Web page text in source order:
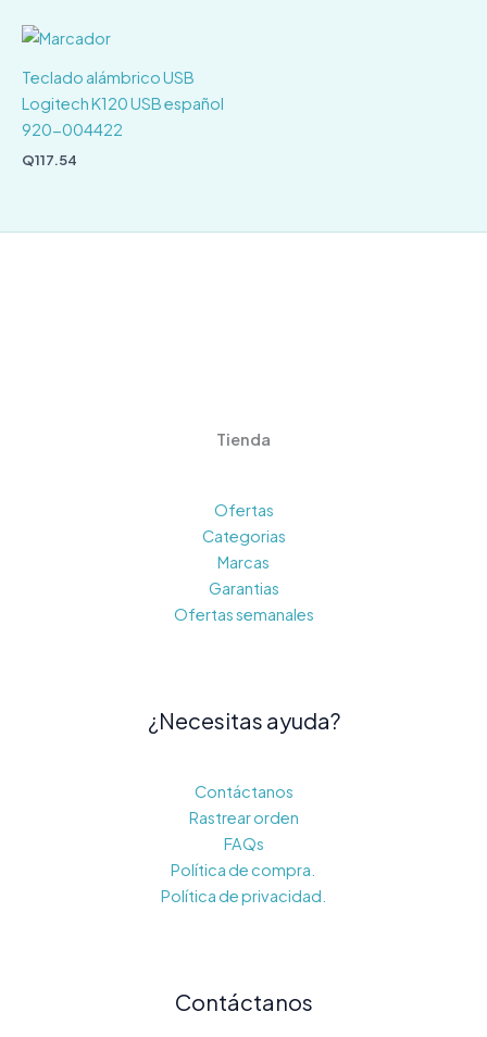
Teclado alámbrico USB
Logitech K120 USB español
920-004422
Q117.54
Tienda
Ofertas
Categorias
Marcas
Garantias
Ofertas semanales
¿Necesitas ayuda?
Contáctanos
Rastrear orden
FAQs
Política de compra.
Política de privacidad.
Contáctanos